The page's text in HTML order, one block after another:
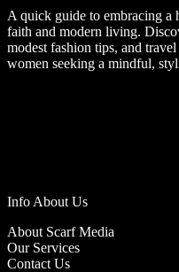
A quick guide to embracing a
faith and modern living.
modest fashion tips, and
women seeking a mindful,
Info About Us
About Scarf Media
Our Services
Contact Us